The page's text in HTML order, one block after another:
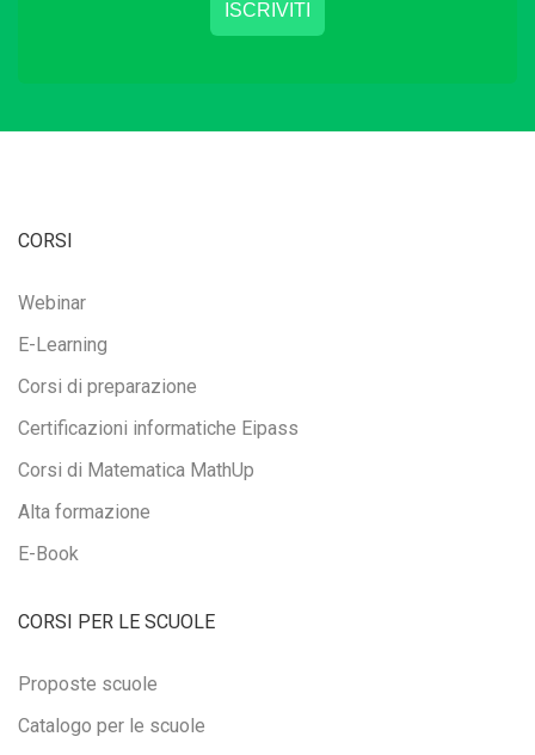
CORSI
Webinar
E-Learning
Corsi di preparazione
Certificazioni informatiche Eipass
Corsi di Matematica MathUp
Alta formazione
E-Book
CORSI PER LE SCUOLE
Proposte scuole
Catalogo per le scuole